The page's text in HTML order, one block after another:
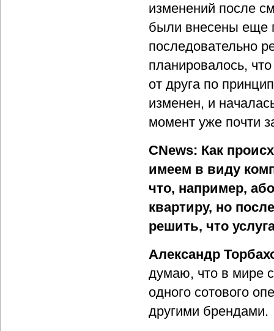
изменений после
были внесены еще
последовательно
планировалось,
от друга по
изменен, и
момент уже почти
CNews: Как
имеем в виду
что, например,
квартиру, но
решить, что
Александр
думаю, что в мире
одного сотового
другими брендами.